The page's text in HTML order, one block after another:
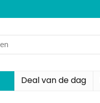
Deal van de dag